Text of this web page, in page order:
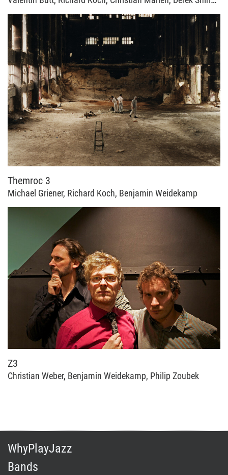
Themroc 3
Michael Griener, Richard Koch, Benjamin Weidekamp
Z3
Christian Weber, Benjamin Weidekamp, Philip Zoubek
WhyPlayJazz
Bands